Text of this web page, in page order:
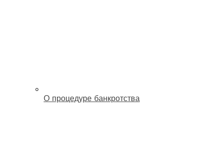
О процедуре банкротства